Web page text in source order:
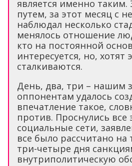
является именно
путем, за этот месяц с
наблюдал несколько
менялось отношение
кто на постоянной
интересуется, но, хотят
сталкиваются.
День, два, три – нашим
оппонентам удалось
впечатление такое,
против. Проснулись все
социальные сети,
все было рассчитано на
три-четыре дня
внутриполитическую